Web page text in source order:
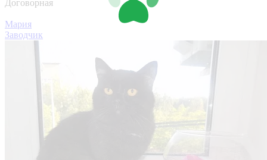
Договорная
Мария
Заводчик